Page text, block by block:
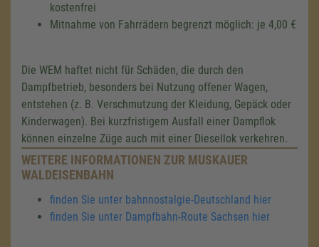
kostenfrei
Mitnahme von Fahrrädern begrenzt möglich: je 4,00 €
Die WEM haftet nicht für Schäden, die durch den
Dampfbetrieb, besonders bei Nutzung offener Wagen,
entstehen (z. B. Verschmutzung der Kleidung, Gepäck oder
Kinderwagen). Bei kurzfristigem Ausfall einer Dampflok
können einzelne Züge auch mit einer Diesellok verkehren.
WEITERE INFORMATIONEN ZUR MUSKAUER
WALDEISENBAHN
finden Sie unter bahnnostalgie-Deutschland hier
finden Sie unter Dampfbahn-Route Sachsen hier